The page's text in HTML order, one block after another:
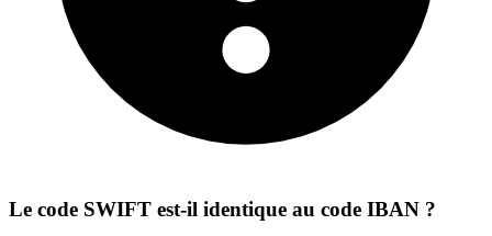
Le code SWIFT est-il identique au code IBAN ?